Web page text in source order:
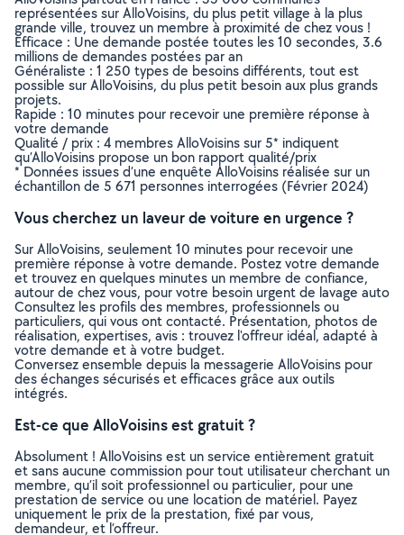
représentées sur AlloVoisins, du plus petit village à la plus
grande ville, trouvez un membre à proximité de chez vous !
Efficace : Une demande postée toutes les 10 secondes, 3.6
millions de demandes postées par an
Généraliste : 1 250 types de besoins différents, tout est
possible sur AlloVoisins, du plus petit besoin aux plus grands
projets.
Rapide : 10 minutes pour recevoir une première réponse à
votre demande
Qualité / prix : 4 membres AlloVoisins sur 5* indiquent
qu’AlloVoisins propose un bon rapport qualité/prix
* Données issues d’une enquête AlloVoisins réalisée sur un
échantillon de 5 671 personnes interrogées (Février 2024)
Vous cherchez un laveur de voiture en urgence ?
Sur AlloVoisins, seulement 10 minutes pour recevoir une
première réponse à votre demande. Postez votre demande
et trouvez en quelques minutes un membre de confiance,
autour de chez vous, pour votre besoin urgent de lavage auto
Consultez les profils des membres, professionnels ou
particuliers, qui vous ont contacté. Présentation, photos de
réalisation, expertises, avis : trouvez l'offreur idéal, adapté à
votre demande et à votre budget.
Conversez ensemble depuis la messagerie AlloVoisins pour
des échanges sécurisés et efficaces grâce aux outils
intégrés.
Est-ce que AlloVoisins est gratuit ?
Absolument ! AlloVoisins est un service entièrement gratuit
et sans aucune commission pour tout utilisateur cherchant un
membre, qu’il soit professionnel ou particulier, pour une
prestation de service ou une location de matériel. Payez
uniquement le prix de la prestation, fixé par vous,
demandeur, et l’offreur.